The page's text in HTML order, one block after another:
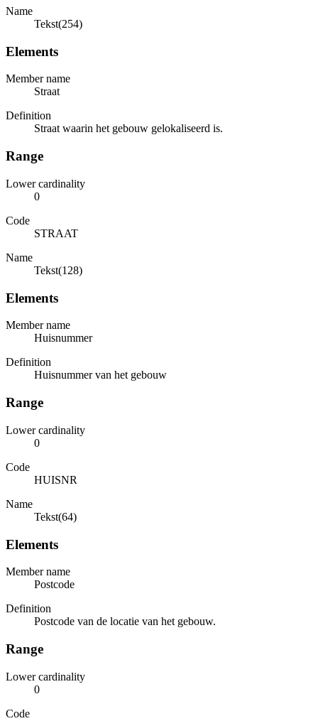
Name
Tekst(254)
Elements
Member name
Straat
Definition
Straat waarin het gebouw gelokaliseerd is.
Range
Lower cardinality
0
Code
STRAAT
Name
Tekst(128)
Elements
Member name
Huisnummer
Definition
Huisnummer van het gebouw
Range
Lower cardinality
0
Code
HUISNR
Name
Tekst(64)
Elements
Member name
Postcode
Definition
Postcode van de locatie van het gebouw.
Range
Lower cardinality
0
Code